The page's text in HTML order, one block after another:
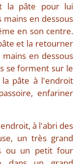
la pâte pour lui
en dessous
en son centre.
et la retourner
en dessous
se forment sur le
la pâte à l'endroit
enfariner
à l'abri des
un très grand
ou un petit four